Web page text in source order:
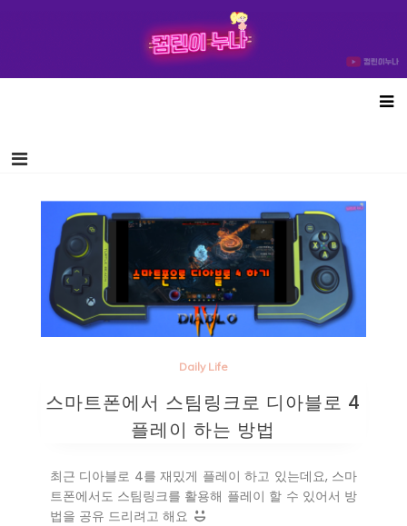
Daily Life
스마트폰에서 스팀링크로 디아블로 4
플레이 하는 방법
최근 디아블로 4를 재밌게 플레이 하고 있는데요, 스마
트폰에서도 스팀링크를 활용해 플레이 할 수 있어서 방
법을 공유 드리려고 해요